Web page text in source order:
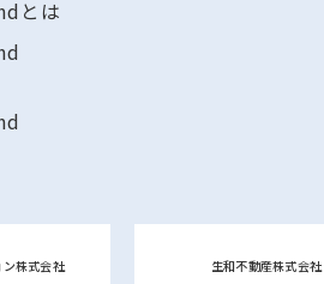
とは
株式会社 生和不動産株式会社